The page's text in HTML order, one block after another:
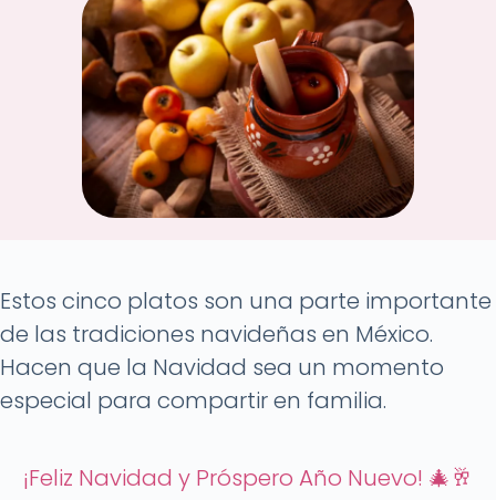
Estos cinco platos son una parte importante
de las tradiciones navideñas en México.
Hacen que la Navidad sea un momento
especial para compartir en familia.
¡Feliz Navidad y Próspero Año Nuevo! 🎄🥂